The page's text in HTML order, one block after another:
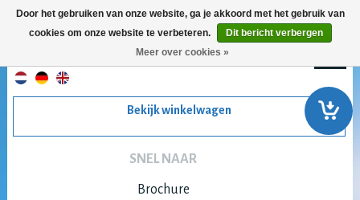
Bekijk winkelwagen
SNEL NAAR
Brochure
Door het gebruiken van onze website, ga je akkoord met het gebruik van
cookies om onze website te verbeteren.
Dit bericht verbergen
Meer over cookies »